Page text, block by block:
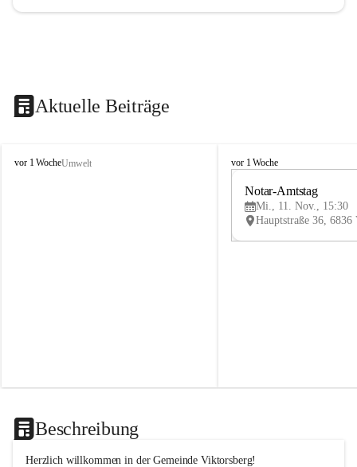
Aktuelle Beiträge
V
vor 1 WocheUmwelt
V
vor 1 Woche
Notar-Amtstag
Mi., 11. Nov., 15:30
Beschreibung
Herzlich willkommen in der Gemeinde Viktorsberg!